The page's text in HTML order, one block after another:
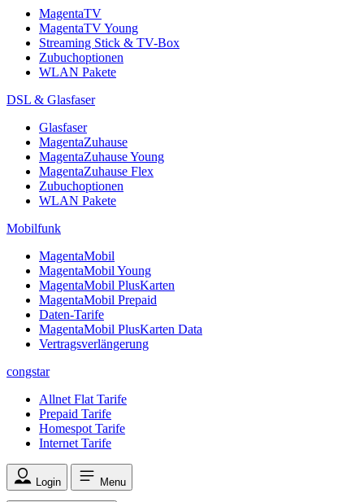
MagentaTV
MagentaTV Young
Streaming Stick & TV-Box
Zubuchoptionen
WLAN Pakete
DSL & Glasfaser
Glasfaser
MagentaZuhause
MagentaZuhause Young
MagentaZuhause Flex
Zubuchoptionen
WLAN Pakete
Mobilfunk
MagentaMobil
MagentaMobil Young
MagentaMobil PlusKarten
MagentaMobil Prepaid
Daten-Tarife
MagentaMobil PlusKarten Data
Vertragsverlängerung
congstar
Allnet Flat Tarife
Prepaid Tarife
Homespot Tarife
Internet Tarife
Login Menu